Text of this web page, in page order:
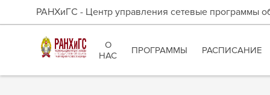
РАНХиГС - Центр управления сетевые программы
О
НАС
ПРОГРАММЫ РАСПИСАНИЕ